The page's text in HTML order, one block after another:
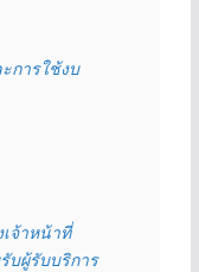
การใช้งบ
จ้าหน้าที่
บผู้รับบริการ